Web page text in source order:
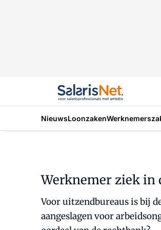
NieuwsLoonzaken
Werknemer ziek in
Voor uitzendbureaus is bij
aangeslagen voor